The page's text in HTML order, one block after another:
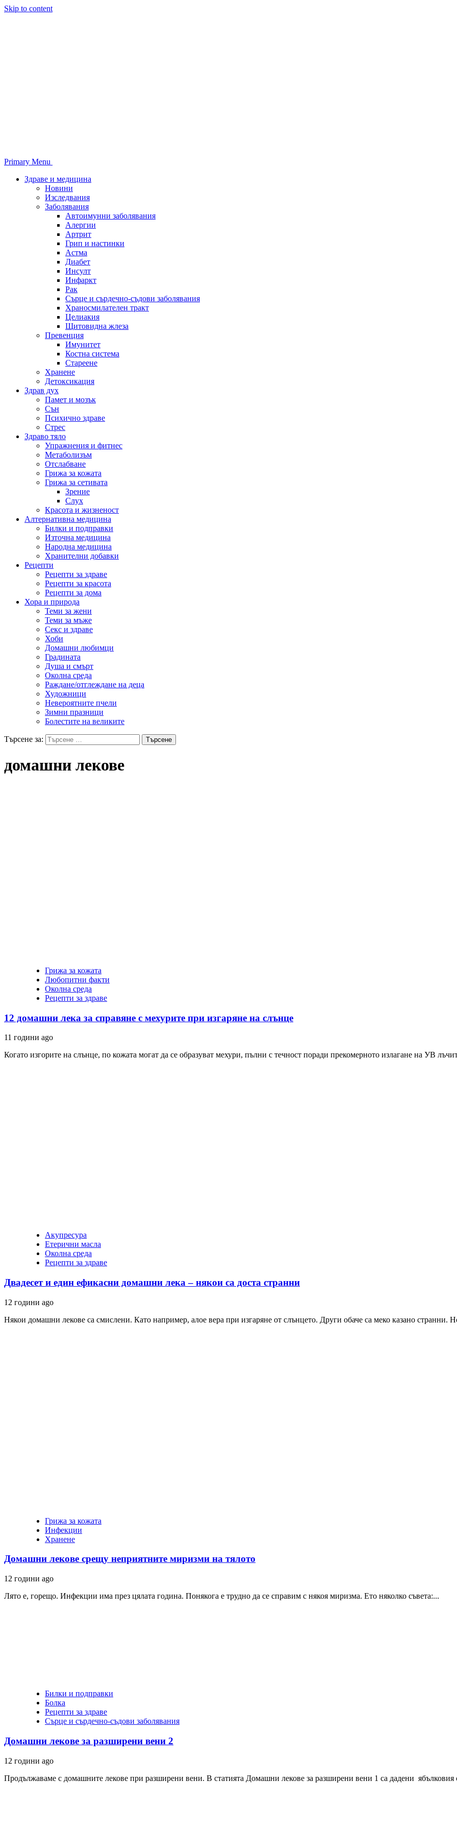
Skip to content
Primary Menu
Здраве и медицина
Новини
Изследвания
Заболявания
Автоимунни заболявания
Алергии
Артрит
Грип и настинки
Астма
Диабет
Инсулт
Инфаркт
Рак
Сърце и сърдечно-съдови заболявания
Храносмилателен тракт
Целиакия
Щитовидна жлеза
Превенция
Имунитет
Костна система
Стареене
Хранене
Детоксикация
Здрав дух
Памет и мозък
Сън
Психично здраве
Стрес
Здраво тяло
Упражнения и фитнес
Метаболизъм
Отслабване
Грижа за кожата
Грижа за сетивата
Зрение
Слух
Красота и жизненост
Алтернативна медицина
Билки и подправки
Източна медицина
Народна медицина
Хранителни добавки
Рецепти
Рецепти за здраве
Рецепти за красота
Рецепти за дома
Хора и природа
Теми за жени
Теми за мъже
Секс и здраве
Хоби
Домашни любимци
Градината
Душа и смърт
Околна среда
Раждане/отглеждане на деца
Художници
Невероятните пчели
Зимни празници
Болестите на великите
Търсене за:
домашни лекове
Грижа за кожата
Любопитни факти
Околна среда
Рецепти за здраве
12 домашни лека за справяне с мехурите при изгаряне на слънце
11 години ago
Когато изгорите на слънце, по кожата могат да се образуват мехури, пълни с течност поради прекомерното излагане на УВ
Акупресура
Етерични масла
Околна среда
Рецепти за здраве
Двадесет и един ефикасни домашни лека – някои са доста странни
12 години ago
Някои домашни лекове са смислени. Като например, алое вера при изгаряне от слънцето. Други обаче са меко казано странни.
Грижа за кожата
Инфекции
Хранене
Домашни лекове срещу неприятните миризми на тялото
12 години ago
Лято е, горещо. Инфекции има през цялата година. Понякога е трудно да се справим с някоя миризма. Ето няколко съвета:...
Билки и подправки
Болка
Рецепти за здраве
Сърце и сърдечно-съдови заболявания
Домашни лекове за разширени вени 2
12 години ago
Продължаваме с домашните лекове при разширени вени. В статията Домашни лекове за разширени вени 1 са дадени ябълковия